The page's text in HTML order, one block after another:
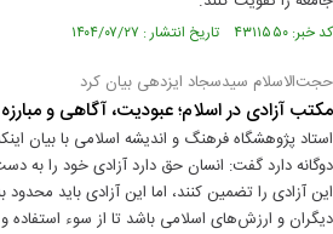
کد خبر: ۴۳۱۱۵۵۰ تاریخ انتشار : ۱۴۰۴/۰۷/۲۷
حجت‌الاسلام سیدسجاد ایزدهی بیان کرد
مکتب آزادی در اسلام؛ عبودیت، آگاهی و مبارزه
استاد پژوهشگاه فرهنگ و اندیشه اسلامی با بیان
دوگانه دارد گفت: انسان حق دارد آزادی خود را به
این آزادی را تضمین کنند، اما این آزادی باید
دیگران و ارزش‌های اسلامی باشد تا از سوء استفاده